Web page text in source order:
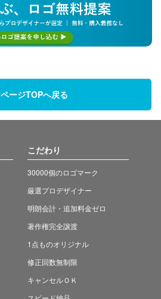
ページTOPへ戻る
こだわり
30000個のロゴマーク
厳選プロデザイナー
明朗会計・追加料金ゼロ
著作権完全譲渡
1点ものオリジナル
修正回数無制限
キャンセルＯＫ